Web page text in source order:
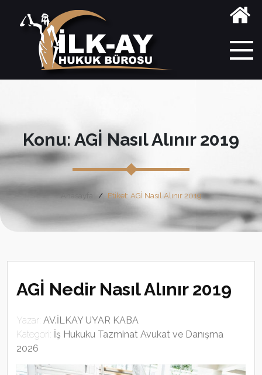
Konu: AGİ Nasıl Alınır 2019
Etiket: AGİ Nasıl Alınır 2019
AGİ Nedir Nasıl Alınır 2019
Yazar: AV.İLKAY UYAR KABA
Kategori: İş Hukuku Tazminat Avukat ve Danışma
2026